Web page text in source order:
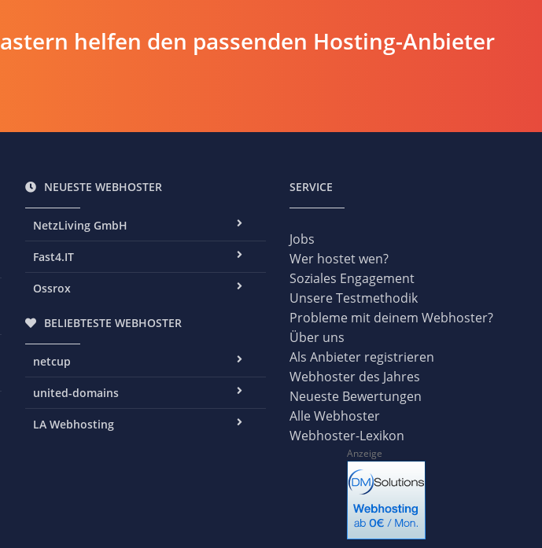
helfen den passenden Hosting-Anbieter
NEUESTE WEBHOSTER
NetzLiving GmbH
Fast4.IT
Ossrox
BELIEBTESTE WEBHOSTER
netcup
united-domains
LA Webhosting
SERVICE
Jobs
Wer hostet wen?
Soziales Engagement
Unsere Testmethodik
Probleme mit deinem Webhoster?
Über uns
Als Anbieter registrieren
Webhoster des Jahres
Neueste Bewertungen
Alle Webhoster
Webhoster-Lexikon
Anzeige